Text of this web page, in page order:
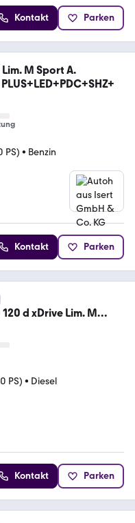
Kontakt Parken
Lim. M Sport A.
PS) • Benzin
Kontakt Parken
d xDrive Lim. M
Automatik-Top
PS) • Diesel
Kontakt Parken